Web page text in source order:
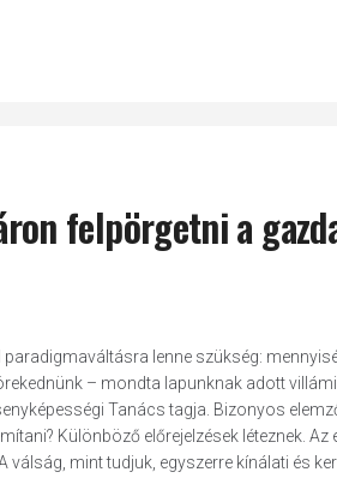
to close
felpörgetni a
lenne szükség:
– mondta lapunknak adott
Tanács tagja. Bizonyos
Különböző előrejelzések léteznek.
mint tudjuk, egyszerre kínálati és